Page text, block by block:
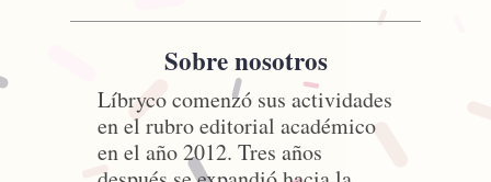
La Muchacha del Sobretodo Rojo
« 1 2 3 4 5
Sobre nosotros
Líbryco comenzó sus actividades
en el rubro editorial académico
en el año 2012. Tres años